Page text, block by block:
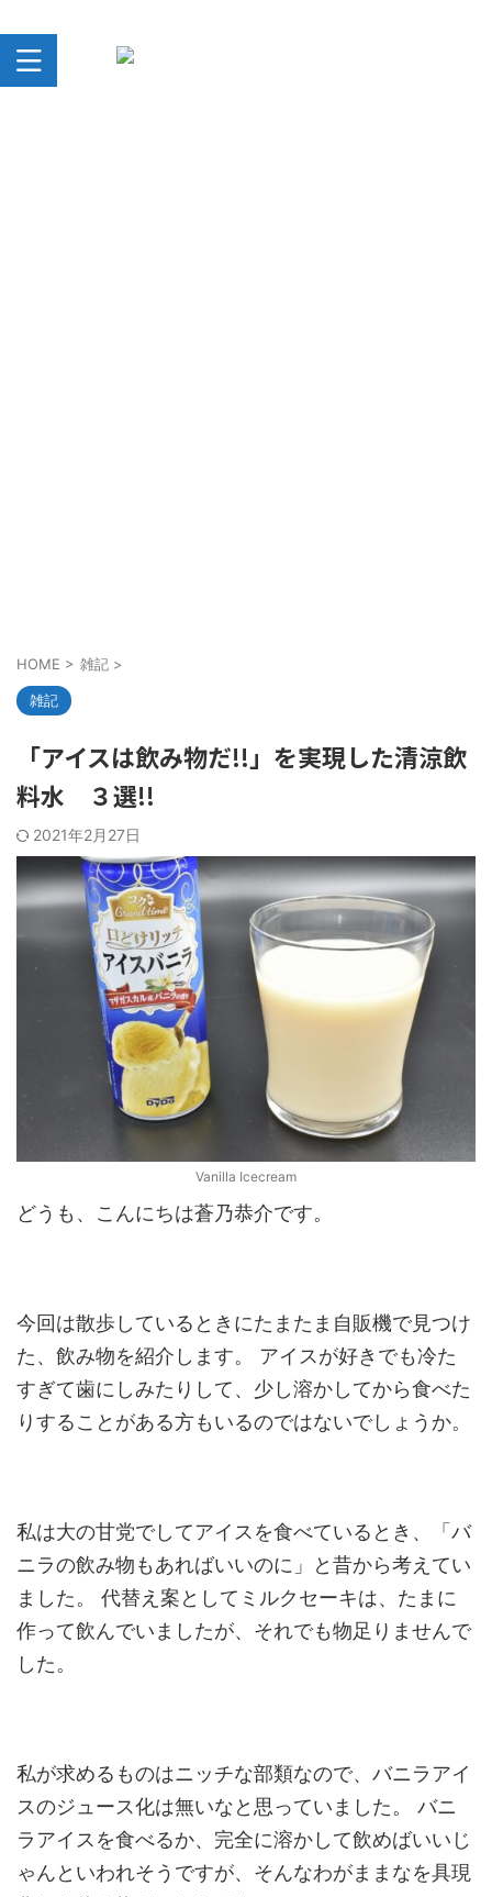
HOME > 雑記 >
雑記
「アイスは飲み物だ!!」を実現した清涼飲
料水 ３選!!
2021年2月27日
Vanilla Icecream
どうも、こんにちは蒼乃恭介です。
今回は散歩しているときにたまたま自販機で見つけ
た、飲み物を紹介します。 アイスが好きでも冷た
すぎて歯にしみたりして、少し溶かしてから食べた
りすることがある方もいるのではないでしょうか。
私は大の甘党でしてアイスを食べているとき、「バ
ニラの飲み物もあればいいのに」と昔から考えてい
ました。 代替え案としてミルクセーキは、たまに
作って飲んでいましたが、それでも物足りませんで
した。
私が求めるものはニッチな部類なので、バニラアイ
スのジュース化は無いなと思っていました。 バニ
ラアイスを食べるか、完全に溶かして飲めばいいじ
ゃんといわれそうですが、そんなわがままなを具現